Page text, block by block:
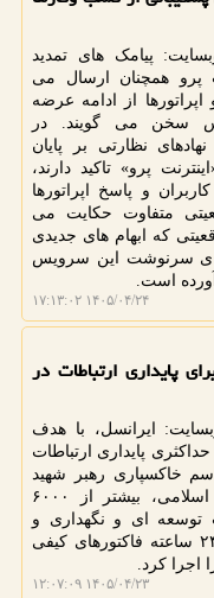
پیامک های تمدید
پرو همچنان ارسال می
از ادامه عرضه
سخن می گویند. در
نهادهای نظارتی بر پایان
پرو» تاکید دارند،
و پاسخ اپراتورها
متفاوت حکایت می
که ابهام های جدیدی
ی سرنوشت این سرویس
است.
۱۴۰۵/۰۴/۲۴ ۱۷:۱۳:۰۲
برای پایداری ارتباطات در
ایرانسل، با هدف
پایداری ارتباطات
خاکسپاری رهبر شهید
انقلاب اسلامی، بیشتر از ۶۰۰۰
توسعه ای و نگهداری و
پایش ۲۴ ساعته فاکتورهای کیفی
اجرا کرد.
۱۴۰۵/۰۴/۲۳ ۱۲:۰۷:۰۹